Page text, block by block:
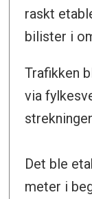
raskt
bilister i
Trafikken
via
Det ble
meter i